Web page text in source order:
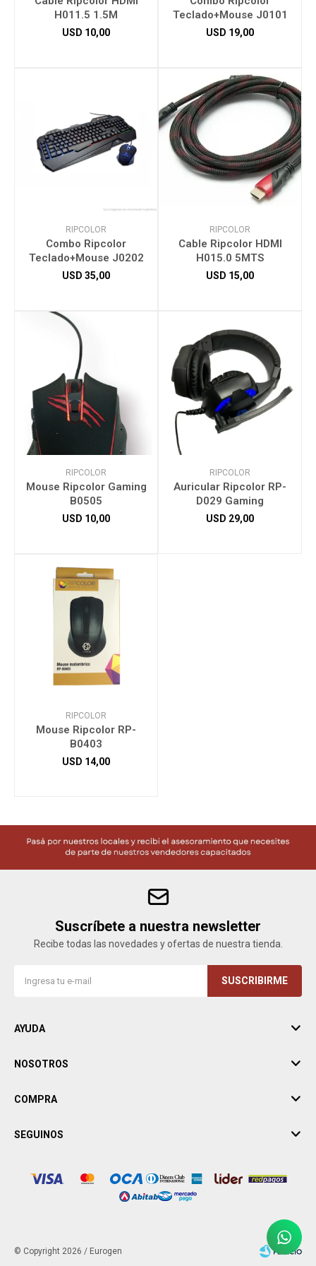
H011.5 1.5M
USD 10,00
Teclado+Mouse J0101
USD 19,00
RIPCOLOR
Combo Ripcolor
Teclado+Mouse J0202
USD 35,00
RIPCOLOR
Cable Ripcolor HDMI
H015.0 5MTS
USD 15,00
RIPCOLOR
Mouse Ripcolor Gaming
B0505
USD 10,00
RIPCOLOR
Auricular Ripcolor RP-
D029 Gaming
USD 29,00
RIPCOLOR
Mouse Ripcolor RP-
B0403
USD 14,00
Suscríbete a nuestra newsletter
Recibe todas las novedades y ofertas de nuestra tienda.
SUSCRIBIRME
AYUDA
NOSOTROS
COMPRA
SEGUINOS
© Copyright 2026 / Eurogen
Otros